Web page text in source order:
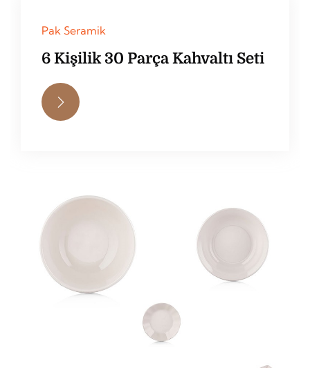
Pak Seramik
6 Kişilik 30 Parça Kahvaltı Seti